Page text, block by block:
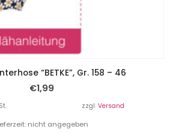
“BETKE”, Gr. 158 – 46
€1,99
zzgl. Versand
nicht angegeben